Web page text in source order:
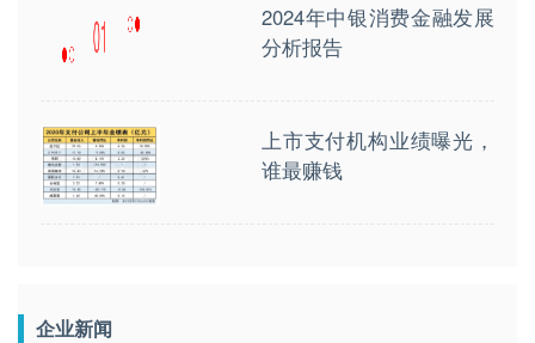
2024年中银消费金融发展
分析报告
上市支付机构业绩曝光，
谁最赚钱
企业新闻